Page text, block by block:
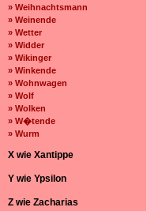
» Weihnachtsmann
» Weinende
» Wetter
» Widder
» Wikinger
» Winkende
» Wohnwagen
» Wolf
» Wolken
» W�tende
» Wurm
X wie Xantippe
Y wie Ypsilon
Z wie Zacharias